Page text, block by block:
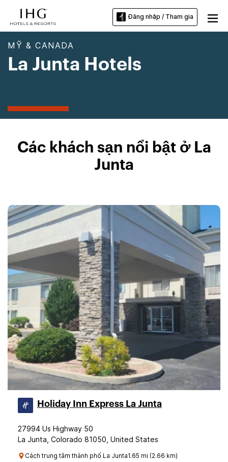
Đăng nhập / Tham gia
MỸ & CANADA
La Junta Hotels
Các khách sạn nổi bật ở La
Junta
Holiday Inn Express La Junta
27994 Us Highway 50
La Junta, Colorado 81050, United States
Cách trung tâm thành phố La Junta1.65 mi (2.66 km)